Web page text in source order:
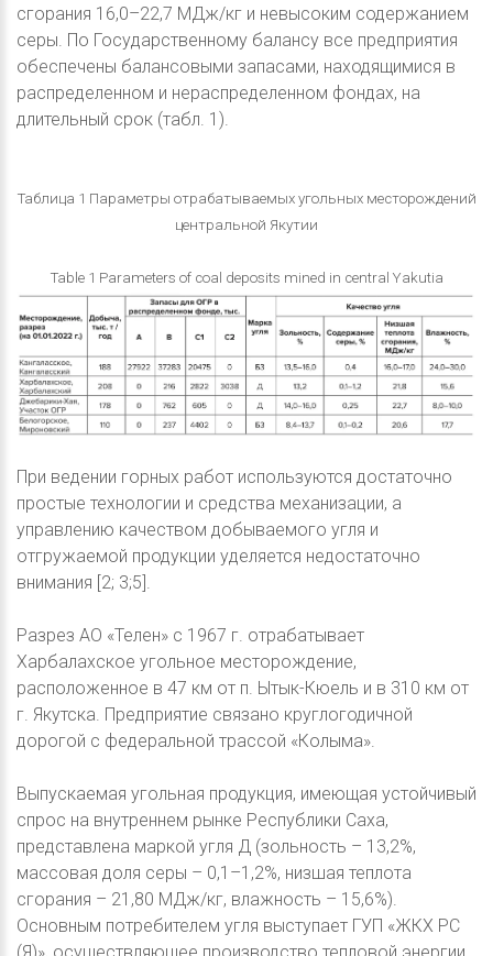
сгорания 16,0–22,7 МДж/кг и невысоким содержанием
серы. По Государственному балансу все предприятия
обеспечены балансовыми запасами, находящимися в
распределенном и нераспределенном фондах, на
длительный срок (табл. 1).
Таблица 1 Параметры отрабатываемых угольных месторождений
центральной Якутии
Table 1 Parameters of coal deposits mined in central Yakutia
При ведении горных работ используются достаточно
простые технологии и средства механизации, а
управлению качеством добываемого угля и
отгружаемой продукции уделяется недостаточно
внимания [2; 3;5].
Разрез АО «Телен» с 1967 г. отрабатывает
Харбалахское угольное месторождение,
расположенное в 47 км от п. Ытык-Кюель и в 310 км от
г. Якутска. Предприятие связано круглогодичной
дорогой с федеральной трассой «Колыма».
Выпускаемая угольная продукция, имеющая устойчивый
спрос на внутреннем рынке Республики Саха,
представлена маркой угля Д (зольность – 13,2%,
массовая доля серы – 0,1–1,2%, низшая теплота
сгорания – 21,80 МДж/кг, влажность – 15,6%).
Основным потребителем угля выступает ГУП «ЖКХ РС